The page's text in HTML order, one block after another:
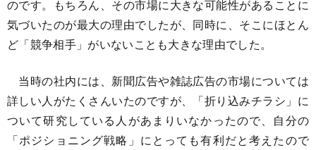
のです。もちろん、その市場に大きな可能性があることに
気づいたのが最大の理由でしたが、同時に、そこにほとん
ど「競争相手」がいないことも大きな理由でした。
当時の社内には、新聞広告や雑誌広告の市場については
詳しい人がたくさんいたのですが、「折り込みチラシ」に
ついて研究している人があまりいなかったので、自分の
「ポジショニング戦略」にとっても有利だと考えたので